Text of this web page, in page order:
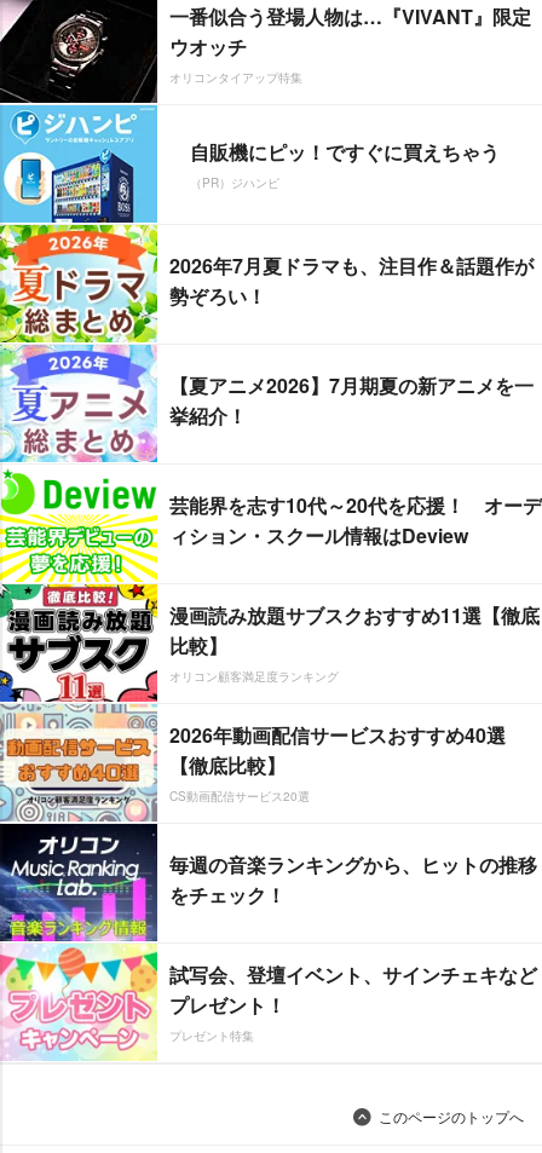
一番似合う登場人物は…『VIVANT』限定
ウオッチ
オリコンタイアップ特集
自販機にピッ！ですぐに買えちゃう
（PR）ジハンピ
2026年7月夏ドラマも、注目作＆話題作が
勢ぞろい！
【夏アニメ2026】7月期夏の新アニメを一
挙紹介！
芸能界を志す10代～20代を応援！ オーデ
ィション・スクール情報はDeview
漫画読み放題サブスクおすすめ11選【徹底
比較】
オリコン顧客満足度ランキング
2026年動画配信サービスおすすめ40選
【徹底比較】
CS動画配信サービス20選
毎週の音楽ランキングから、ヒットの推移
をチェック！
試写会、登壇イベント、サインチェキなど
プレゼント！
プレゼント特集
このページのトップへ